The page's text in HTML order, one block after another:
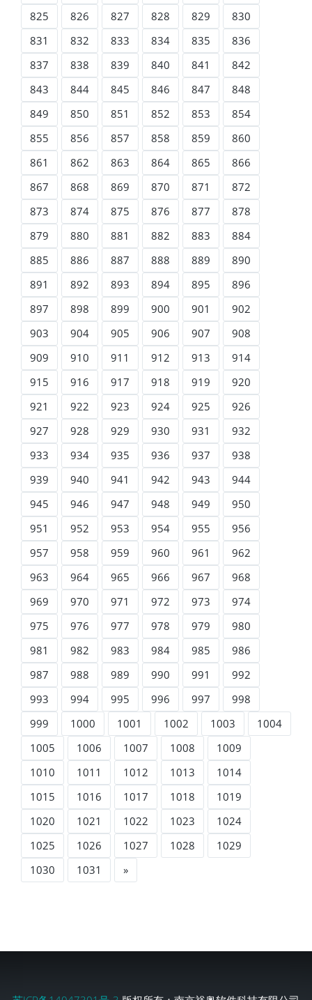
825
826 827 828 829
830
831
832 833 834 835
836
837
838 839 840 841
842
843
844 845 846 847
848
849
850 851 852 853
854
855
856 857 858 859
860
861
862 863 864 865
866
867
868 869 870 871
872
873
874 875 876 877
878
879
880 881 882 883
884
885
886 887 888 889
890
891
892 893 894 895
896
897
898 899 900 901
902
903
904 905 906 907
908
909
910 911 912 913
914
915
916 917 918 919
920
921
922 923 924 925
926
927
928 929 930 931
932
933
934 935 936 937
938
939
940 941 942 943
944
945
946 947 948 949
950
951
952 953 954 955
956
957
958 959 960 961
962
963
964 965 966 967
968
969
970 971 972 973
974
975
976 977 978 979
980
981
982 983 984 985
986
987
988 989 990 991
992
993
994 995 996 997
998
999
1000 1001 1002 1003
1004
1005
1006 1007 1008
1009
1010
1011 1012 1013
1014
1015
1016 1017 1018
1019
1020
1021 1022 1023
1024
1025
1026 1027 1028
1029
1030
1031 »